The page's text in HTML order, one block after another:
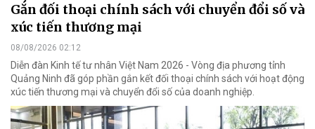
Gắn đối thoại chính sách với chuyển đổi số và
xúc tiến thương mại
08/08/2026 02:12
Diễn đàn Kinh tế tư nhân Việt Nam 2026 - Vòng địa phương tỉnh
Quảng Ninh đã góp phần gắn kết đối thoại chính sách với hoạt động
xúc tiến thương mại và chuyển đổi số của doanh nghiệp.